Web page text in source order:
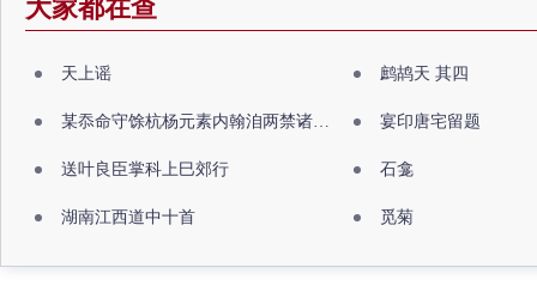
大家都在查
天上谣 鹧鸪天 其四
某忝命守馀杭杨元素内翰洎两禁诸公出祖佛寺 宴印唐宅留题
送叶良臣掌科上巳郊行 石龛
湖南江西道中十首 觅菊